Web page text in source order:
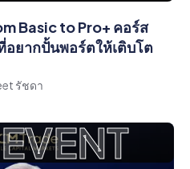
Basic to Pro+ คอร์ส
อยากปั้นพอร์ตให้เติบโต
รัชดา